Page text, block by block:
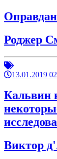
Роджер
13.01.2019
Кальвин
Виктор